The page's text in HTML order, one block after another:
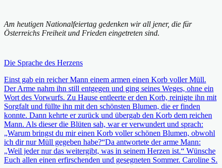
Am heutigen Nationalfeiertag gedenken wir all jener, die für
Österreichs Freiheit und Frieden eingetreten sind.
Die Sprache des Herzens
Einst gab ein reicher Mann einem armen einen Korb voller Müll.
Der Arme nahm ihn still entgegen und ging seines Weges, ohne ein
Wort des Vorwurfs. Zu Hause entleerte er den Korb, reinigte ihn mit
Sorgfalt und füllte ihn mit den schönsten Blumen, die er finden
konnte. Dann kehrte er zurück und übergab den Korb dem reichen
Mann. Als dieser die Blüten sah, war er verwundert und sprach:
„Warum bringst du mir einen Korb voller schönen Blumen, obwohl
ich dir nur Müll gegeben habe?“Da antwortete der arme Mann:
„Weil jeder nur das weitergibt, was in seinem Herzen ist.“ Wünsche
Euch allen einen erfirschenden und gesegneten Sommer. Caroline S.